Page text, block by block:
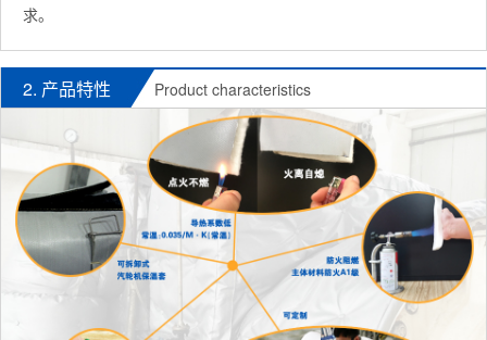
求。
2. 产品特性 Product characteristics